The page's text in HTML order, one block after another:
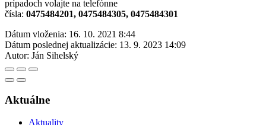
prípadoch volajte na telefónne
čísla: 0475484201, 0475484305, 0475484301
Dátum vloženia: 16. 10. 2021 8:44
Dátum poslednej aktualizácie: 13. 9. 2023 14:09
Autor: Ján Sihelský
Aktuálne
Aktuality